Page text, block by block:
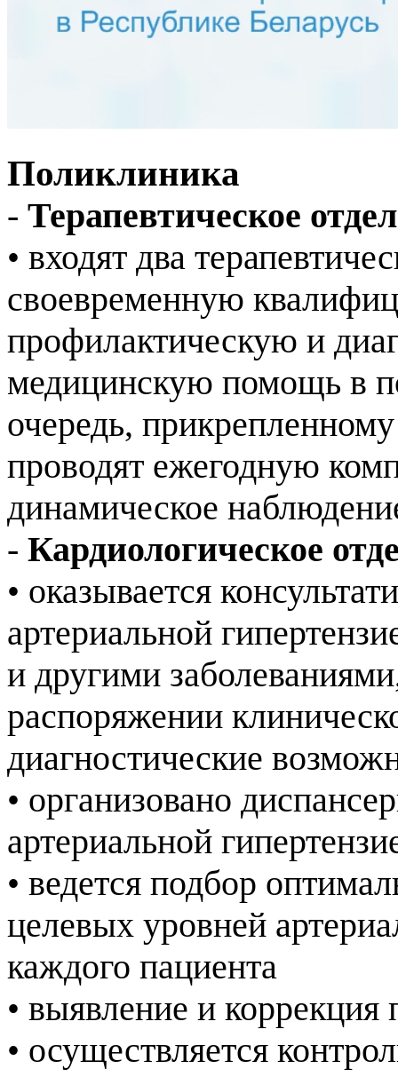
Поликлиника
- Терапевтическое
• входят два
своевременную
профилактическую и
медицинскую помощь в
очередь,
проводят ежегодную
динамическое
- Кардиологическое
• оказывается
артериальной
и другими
распоряжении
диагностические
• организовано
артериальной
• ведется подбор
целевых уровней
каждого пациента
• выявление и
• осуществляется